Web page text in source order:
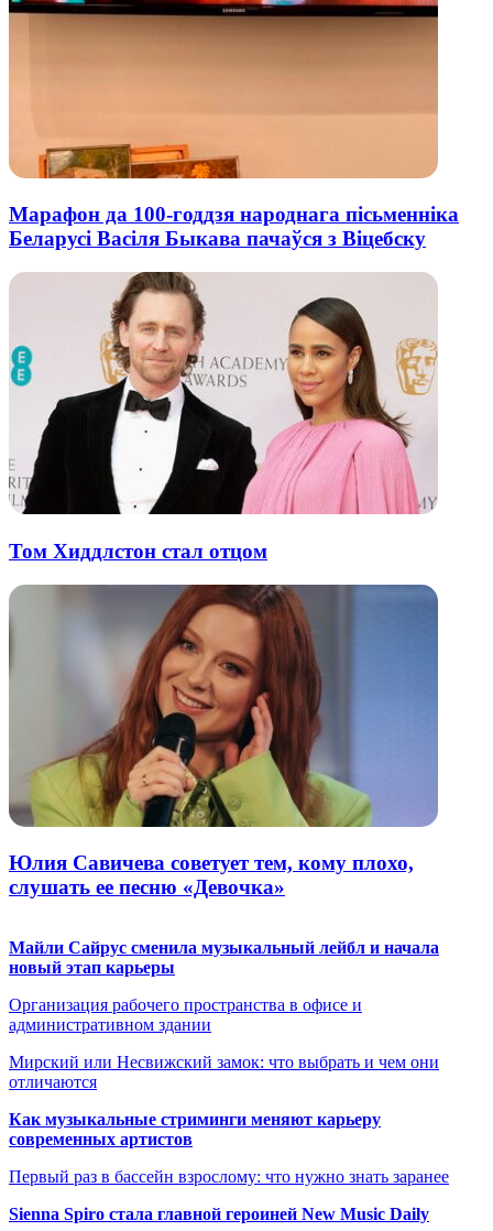
Марафон да 100-годдзя народнага пісьменніка
Беларусі Васіля Быкава пачаўся з Віцебску
Том Хиддлстон стал отцом
Юлия Савичева советует тем, кому плохо,
слушать ее песню «Девочка»
Майли Сайрус сменила музыкальный лейбл и начала
новый этап карьеры
Организация рабочего пространства в офисе и
административном здании
Мирский или Несвижский замок: что выбрать и чем они
отличаются
Как музыкальные стриминги меняют карьеру
современных артистов
Первый раз в бассейн взрослому: что нужно знать заранее
Sienna Spiro стала главной героиней New Music Daily